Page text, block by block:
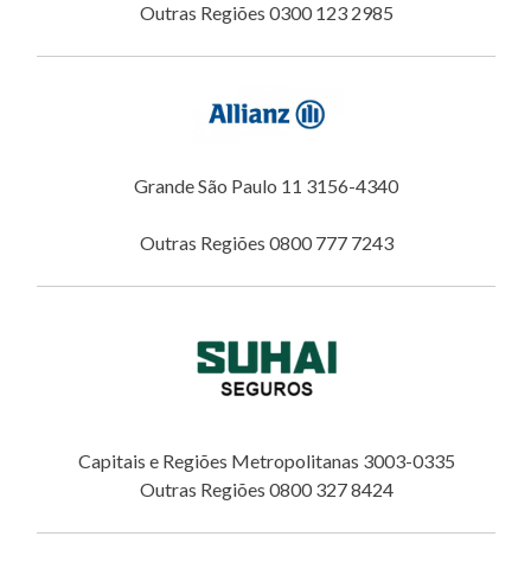
Outras Regiões 0300 123 2985
Grande São Paulo 11 3156-4340
Outras Regiões 0800 777 7243
Capitais e Regiões Metropolitanas 3003-0335
Outras Regiões 0800 327 8424